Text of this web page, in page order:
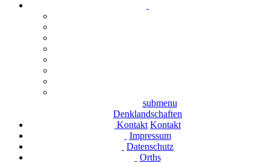
submenu
Denklandschaften
Kontakt Kontakt
Impressum
Datenschutz
Orths